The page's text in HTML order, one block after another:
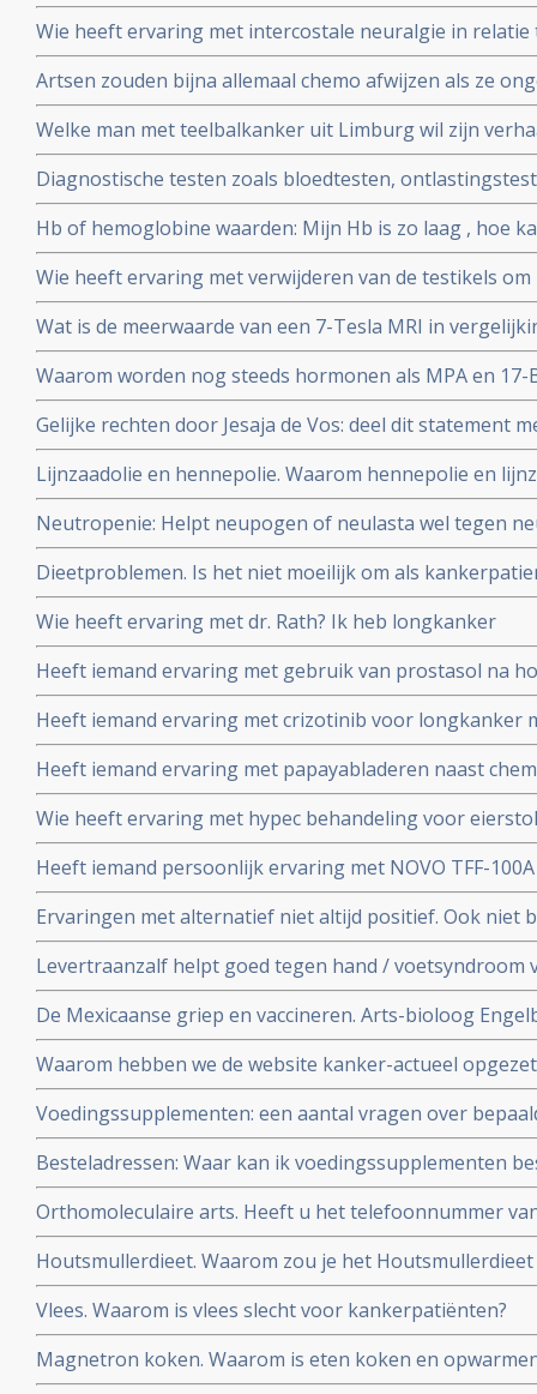
Wie heeft ervaring met intercostale neuralgie in
(bot-metastasen)? Weet iemand of hier
van de lever?
Artsen zouden bijna allemaal chemo afwijzen als ze
bewering wel?
Welke man met teelbalkanker uit Limburg wil zijn
de Limburger?
Diagnostische testen zoals bloedtesten,
enz, wat zijn dat? Waarvoor dienen ze? En kan ik die
Hb of hemoglobine waarden: Mijn Hb is zo laag , hoe
Wie heeft ervaring met verwijderen van de testikels
Wat is de meerwaarde van een 7-Tesla MRI in
Waarom worden nog steeds hormonen als MPA en
bekend is dat dit kanker veroorzaakt?
Gelijke rechten door Jesaja de Vos: deel dit statement
Lijnzaadolie en hennepolie. Waarom hennepolie en
Neutropenie: Helpt neupogen of neulasta wel tegen
bloedlichaampjes - veroorzaakt door chemo? En zijn
alternatieven voor?
Dieetproblemen. Is het niet moeilijk om als
Moermandieet te volgen en kun je dat van de ene op
Wie heeft ervaring met dr. Rath? Ik heb longkanker
Heeft iemand ervaring met gebruik van prostasol na
uitgezaaide prostaatkanker?
Heeft iemand ervaring met crizotinib voor longkanker
Heeft iemand ervaring met papayabladeren naast
Wie heeft ervaring met hypec behandeling voor
Heeft iemand persoonlijk ervaring met NOVO TFF-
Ervaringen met alternatief niet altijd positief. Ook niet
ervaring
Levertraanzalf helpt goed tegen hand / voetsyndroom
name Xeloda - capecitabine
De Mexicaanse griep en vaccineren. Arts-bioloog
conclusies op basis van wetenschappeliijke analyse en
Waarom hebben we de website kanker-actueel
Voedingssupplementen: een aantal vragen over
elkaar gezet
Besteladressen: Waar kan ik voedingssupplementen
betrouwbare adressen, waar u ook korting kunt
kanker-actueel
Orthomoleculaire arts. Heeft u het telefoonnummer
orthomoleculaire arts?
Houtsmullerdieet. Waarom zou je het
van kanker?
Vlees. Waarom is vlees slecht voor kankerpatiënten?
Magnetron koken. Waarom is eten koken en